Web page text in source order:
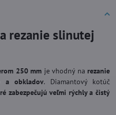
rezanie slinutej
250 mm je vhodný na rezanie
a obkladov. Diamantový kotúč
zabezpečujú veľmi rýchly a čistý